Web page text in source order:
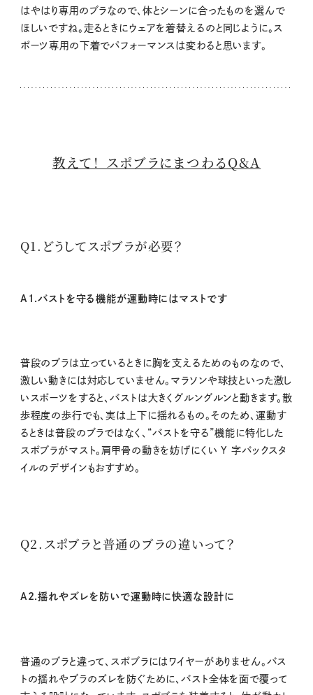
はやはり専用のブラなので、体とシーンに合ったものを選んで
ほしいですね。走るときにウェアを着替えるのと同じように。ス
ポーツ専用の下着でパフォーマンスは変わると思います。
教えて！ スポブラにまつわるQ&A
Q1.どうしてスポブラが必要？
A1.バストを守る機能が運動時にはマストです
普段のブラは立っているときに胸を支えるためのものなので、
激しい動きには対応していません。マラソンや球技といった激し
いスポーツをすると、バストは大きくグルングルンと動きます。散
歩程度の歩行でも、実は上下に揺れるもの。そのため、運動す
るときは普段のブラではなく、“バストを守る”機能に特化した
スポブラがマスト。肩甲骨の動きを妨げにくい Y 字バックスタ
イルのデザインもおすすめ。
Q2.スポブラと普通のブラの違いって？
A2.揺れやズレを防いで運動時に快適な設計に
普通のブラと違って、スポブラにはワイヤーがありません。バス
トの揺れやブラのズレを防ぐために、バスト全体を面で覆って